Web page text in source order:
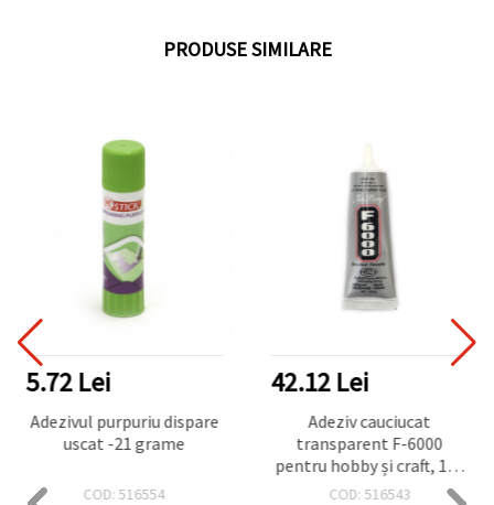
PRODUSE SIMILARE
5.72 Lei
Adezivul purpuriu dispare
uscat -21 grame
COD: 516554
42.12 Lei
Adeziv cauciucat
transparent F-6000
pentru hobby și craft, 120
ml
COD: 516543